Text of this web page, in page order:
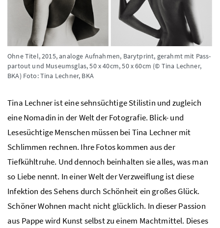
Ohne Titel, 2015, analoge Aufnahmen, Barytprint, gerahmt mit Pass-
partout und Museumsglas, 50 x 40cm, 50 x 60cm (© Tina Lechner,
BKA) Foto: Tina Lechner, BKA
Tina Lechner ist eine sehnsüchtige Stilistin und zugleich
eine Nomadin in der Welt der Fotografie. Blick- und
Lesesüchtige Menschen müssen bei Tina Lechner mit
Schlimmen rechnen. Ihre Fotos kommen aus der
Tiefkühltruhe. Und dennoch beinhalten sie alles, was man
so Liebe nennt. In einer Welt der Verzweiflung ist diese
Infektion des Sehens durch Schönheit ein großes Glück.
Schöner Wohnen macht nicht glücklich. In dieser Passion
aus Pappe wird Kunst selbst zu einem Machtmittel. Dieses